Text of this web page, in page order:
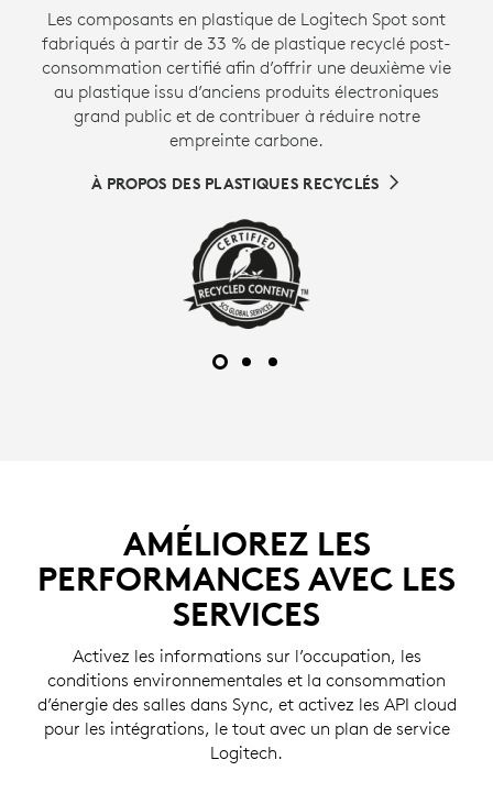
Les composants en plastique de Logitech Spot sont
fabriqués à partir de 33 % de plastique recyclé post-
consommation certifié afin d’offrir une deuxième vie
au plastique issu d’anciens produits électroniques
grand public et de contribuer à réduire notre
empreinte carbone.
À PROPOS DES PLASTIQUES RECYCLÉS
AMÉLIOREZ LES
PERFORMANCES AVEC LES
SERVICES
Activez les informations sur l’occupation, les
conditions environnementales et la consommation
d’énergie des salles dans Sync, et activez les API cloud
pour les intégrations, le tout avec un plan de service
Logitech.